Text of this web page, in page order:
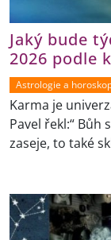
Jaký bude
2026 podle
Astrologie a
Karma je
Pavel řekl:“ Bůh
zaseje, to také